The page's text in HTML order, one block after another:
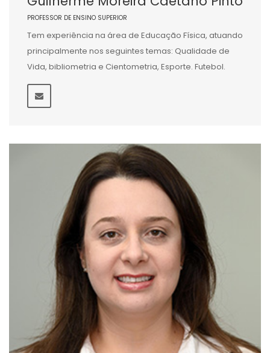
PROFESSOR DE ENSINO SUPERIOR
Tem experiência na área de Educação Física, atuando
principalmente nos seguintes temas: Qualidade de
Vida, bibliometria e Cientometria, Esporte. Futebol.